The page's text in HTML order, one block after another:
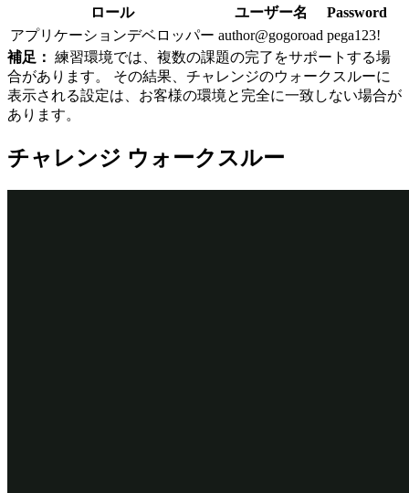
ロール ユーザー名
Password
アプリケーションデベロッパー author@gogoroad pega123!
補足： 練習環境では、複数の課題の完了をサポートする場
合があります。 その結果、チャレンジのウォークスルーに
表示される設定は、お客様の環境と完全に一致しない場合が
あります。
チャレンジ ウォークスルー